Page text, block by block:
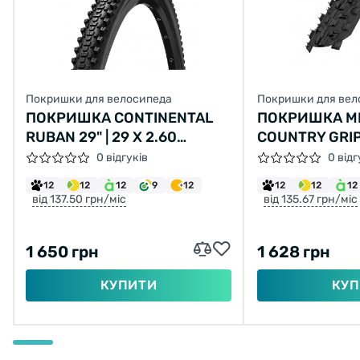
Покришки для велосипеда
ПОКРИШКА CONTINENTAL
RUBAN 29" | 29 X 2.60
ЧОРНА, НЕ СКЛАДНА
0 відгуків
12 12 12 9 12
від 137.50 грн/міс
1 650 грн
КУПИТИ
Покришки для
ПОКРИШКА
COUNTRY
(54-584)
0
12 12 12
від 135.67 грн/міс
1 628 грн